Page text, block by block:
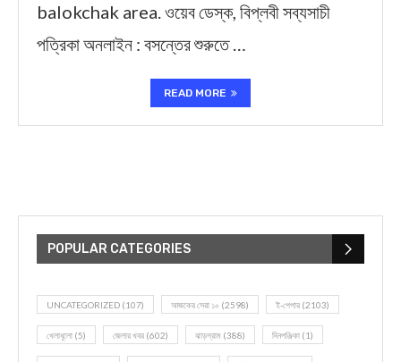
balokchak area. ওয়েব ডেস্ক, বিপ্লবী সব্যসাচী
পত্রিকা অনলাইন : বসন্তের শুরুতে …
READ MORE
POPULAR CATEGORIES
UNCATEGORIZED (107) আজকের সেরা ১০ (2598) ই-পেপার (2103)
খেলাধূলো (5) জেলার খবর (602) ঝাড়গ্রাম (388) দিনপঞ্জিকা (1)